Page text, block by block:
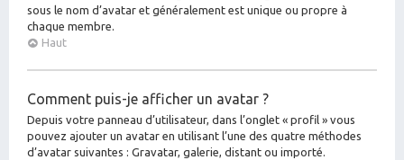
sous le nom d’avatar et généralement est unique ou propre à
chaque membre.
Haut
Comment puis-je afficher un avatar ?
Depuis votre panneau d’utilisateur, dans l’onglet « profil » vous
pouvez ajouter un avatar en utilisant l’une des quatre méthodes
d’avatar suivantes : Gravatar, galerie, distant ou importé.